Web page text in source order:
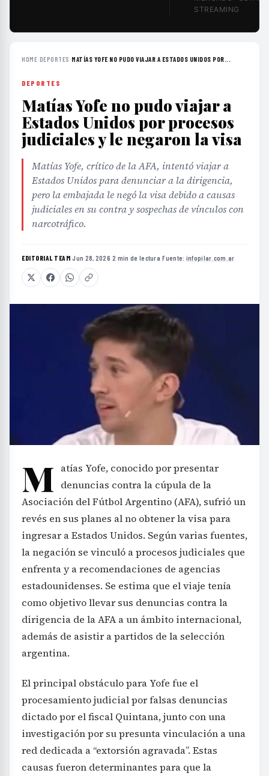
STREAMING
HOME›DEPORTES ›MATÍAS YOFE NO PUDO VIAJAR A ESTADOS UNIDOS POR...
DEPORTES
Matías Yofe no pudo viajar a
Estados Unidos por procesos
judiciales y le negaron la visa
Matías Yofe, crítico de la AFA, intentó viajar a
Estados Unidos para denunciar a la dirigencia,
pero la embajada le negó la visa debido a causas
judiciales en su contra y sospechas de vínculos con
narcotráfico.
EDITORIAL TEAM·Jun 28, 2026·2 min de lectura·Fuente: infopilar.com.ar
M atías Yofe, conocido por presentar
denuncias contra la cúpula de la
Asociación del Fútbol Argentino (AFA), sufrió un
revés en sus planes al no obtener la visa para
ingresar a Estados Unidos. Según varias fuentes,
la negación se vinculó a procesos judiciales que
enfrenta y a recomendaciones de agencias
estadounidenses. Se estima que el viaje tenía
como objetivo llevar sus denuncias contra la
dirigencia de la AFA a un ámbito internacional,
además de asistir a partidos de la selección
argentina.
El principal obstáculo para Yofe fue el
procesamiento judicial por falsas denuncias
dictado por el fiscal Quintana, junto con una
investigación por su presunta vinculación a una
red dedicada a “extorsión agravada”. Estas
causas fueron determinantes para que la